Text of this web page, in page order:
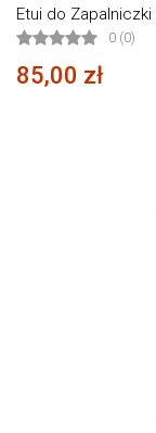
Etui do
0 (0)
85,00 zł